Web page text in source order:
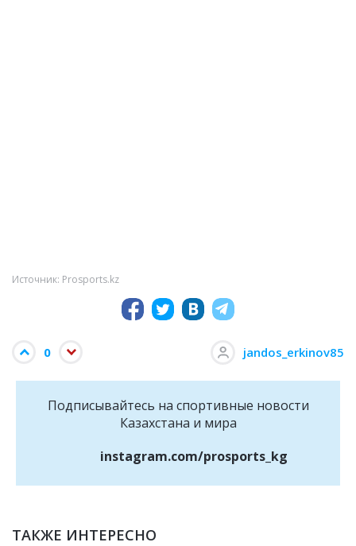
Источник: Prosports.kz
0 jandos_erkinov85
Подписывайтесь на cпортивные новости
Казахстана и мира
instagram.com/prosports_kg
ТАКЖЕ ИНТЕРЕСНО